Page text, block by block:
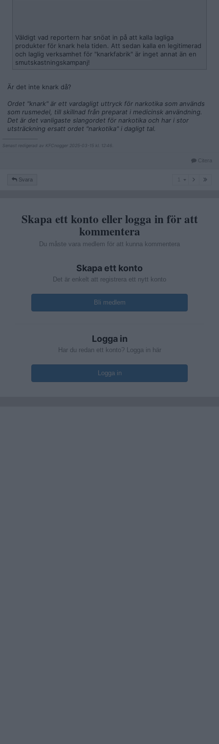
Väldigt vad reportern har snöat in på att kalla lagliga
produkter för knark hela tiden. Att sedan kalla en legitimerad
och laglig verksamhet för "knarkfabrik" är inget annat än en
smutskastningskampanj!
Är det inte knark då?
Ordet "knark" är ett vardagligt uttryck för narkotika som används
som rusmedel, till skillnad från preparat i medicinsk användning.
Det är det vanligaste slangordet för narkotika och har i stor
utsträckning ersatt ordet "narkotika" i dagligt tal.
Senast redigerad av KFCnogger 2025-03-15 kl. 12:46.
Citera
Svara
Skapa ett konto eller logga in för att
kommentera
Du måste vara medlem för att kunna kommentera
Skapa ett konto
Det är enkelt att registrera ett nytt konto
Bli medlem
Logga in
Har du redan ett konto? Logga in här
Logga in